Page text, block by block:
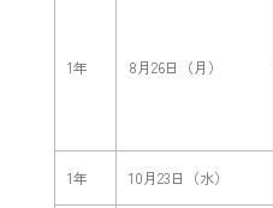
1年 8月26日（月）
1年 10月23日（水）